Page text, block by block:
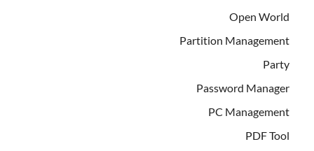
Open World
Partition Management
Party
Password Manager
PC Management
PDF Tool